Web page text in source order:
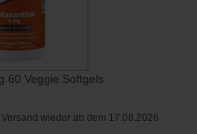
60 Veggie Softgels
wieder ab dem 17.08.2026